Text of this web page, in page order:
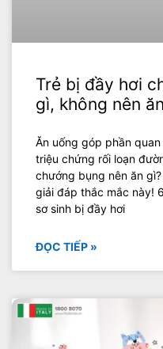
Trẻ bị đầy hơi
gì, không nên
Ăn uống góp phần
triệu chứng rối loạn
chướng bụng nên ăn
giải đáp thắc mắc này!
sơ sinh bị đầy hơi
ĐỌC TIẾP »